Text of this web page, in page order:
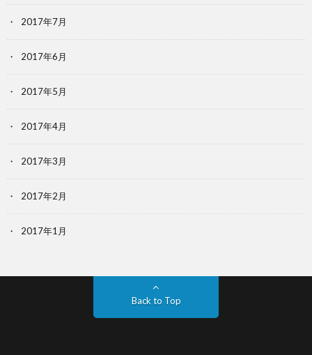
2017年7月
2017年6月
2017年5月
2017年4月
2017年3月
2017年2月
2017年1月
Back to Top